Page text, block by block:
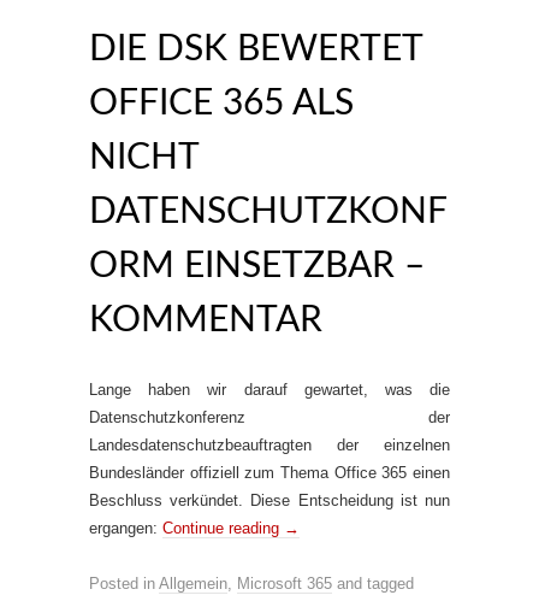
DIE DSK BEWERTET
OFFICE 365 ALS
NICHT
DATENSCHUTZKONF
ORM EINSETZBAR –
KOMMENTAR
Lange haben wir darauf gewartet, was die
Datenschutzkonferenz der
Landesdatenschutzbeauftragten der einzelnen
Bundesländer offiziell zum Thema Office 365 einen
Beschluss verkündet. Diese Entscheidung ist nun
ergangen: Continue reading →
Posted in Allgemein, Microsoft 365 and tagged